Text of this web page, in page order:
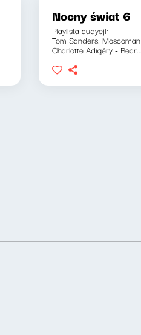
Nocny świat 6
Playlista audycji:
Tom Sanders,
Charlotte Adigéry - Bear...